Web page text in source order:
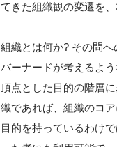
てきた組織観の変遷を
組織とは何か? その問へ
バーナードが考えるよ
頂点とした目的の階層
織であれば、組織のコ
目的を持っているわけ